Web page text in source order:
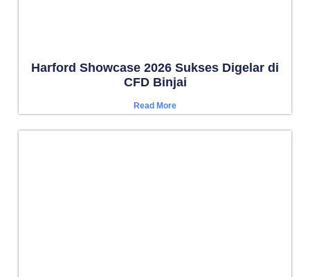
Harford Showcase 2026 Sukses Digelar di
CFD Binjai
Read More